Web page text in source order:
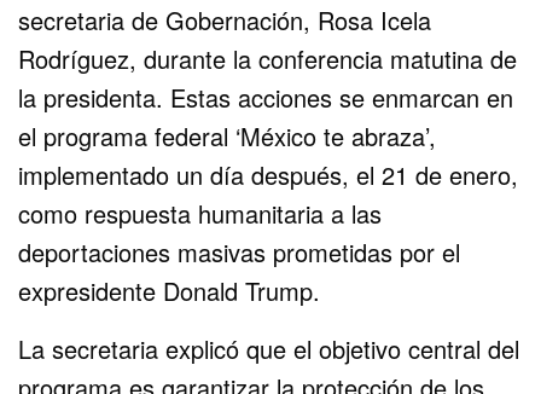
secretaria de Gobernación, Rosa Icela
Rodríguez, durante la conferencia matutina de
la presidenta. Estas acciones se enmarcan en
el programa federal ‘México te abraza’,
implementado un día después, el 21 de enero,
como respuesta humanitaria a las
deportaciones masivas prometidas por el
expresidente Donald Trump.
La secretaria explicó que el objetivo central del
programa es garantizar la protección de los